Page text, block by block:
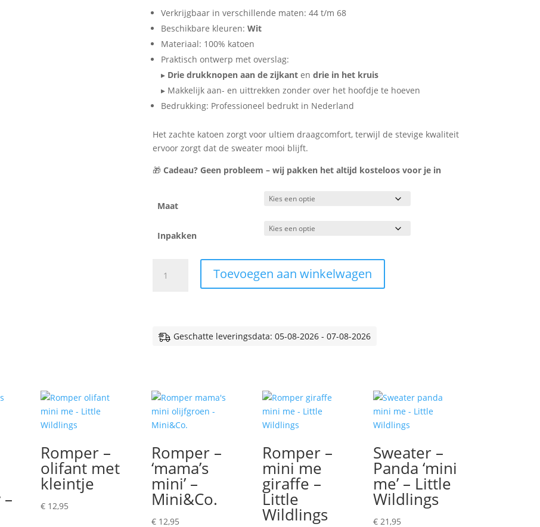
Verkrijgbaar in verschillende maten: 44 t/m 68
Beschikbare kleuren: Wit
Materiaal: 100% katoen
Praktisch ontwerp met overslag:
▸ Drie drukknopen aan de zijkanten drie in het kruis
▸ Makkelijk aan- en uittrekken zonder over het hoofdje te hoeven
Bedrukking: Professioneel bedrukt in Nederland
Het zachte katoen zorgt voor ultiem draagcomfort, terwijl de stevige kwaliteit
ervoor zorgt dat de sweater mooi blijft.
🎁 Cadeau? Geen probleem – wij pakken het altijd kosteloos voor je in
Maat
Inpakken
'Miracles
Toevoegen aan winkelwagen
Geschatte leveringsdata: 05-08-2026 - 07-08-2026
Romper –
olifant met
kleintje
€ 12,95
Romper –
‘mama’s
mini’ –
Mini&Co.
€ 12,95
Romper –
mini me
giraffe –
Little
Wildlings
Sweater –
Panda ‘mini
me’ – Little
Wildlings
€ 21,95